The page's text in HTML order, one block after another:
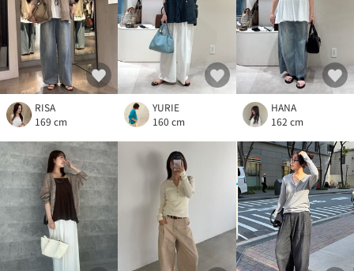
RISA
169 cm
YURIE
160 cm
HANA
162 cm